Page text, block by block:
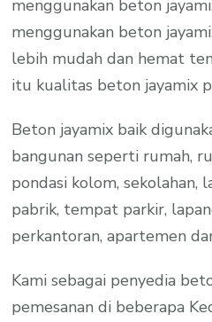
menggunakan beton
menggunakan beton
lebih mudah dan hemat
itu kualitas beton jayamix
Beton jayamix baik
bangunan seperti rumah,
pondasi kolom, sekolahan,
pabrik, tempat parkir,
perkantoran, apartemen
Kami sebagai penyedia
pemesanan di beberapa